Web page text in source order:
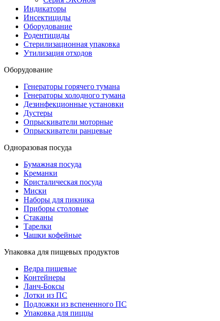
Индикаторы
Инсектициды
Оборудование
Родентициды
Стерилизационная упаковка
Утилизация отходов
Оборудование
Генераторы горячего тумана
Генераторы холодного тумана
Дезинфекционные установки
Дустеры
Опрыскиватели моторные
Опрыскиватели ранцевые
Одноразовая посуда
Бумажная посуда
Креманки
Кристалическая посуда
Миски
Наборы для пикника
Приборы столовые
Стаканы
Тарелки
Чашки кофейные
Упаковка для пищевых продуктов
Ведра пищевые
Контейнеры
Ланч-Боксы
Лотки из ПС
Подложки из вспененного ПС
Упаковка для пиццы